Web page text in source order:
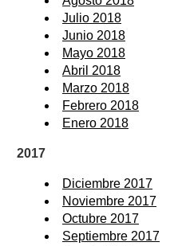
Julio 2018
Junio 2018
Mayo 2018
Abril 2018
Marzo 2018
Febrero 2018
Enero 2018
2017
Diciembre 2017
Noviembre 2017
Octubre 2017
Septiembre 2017